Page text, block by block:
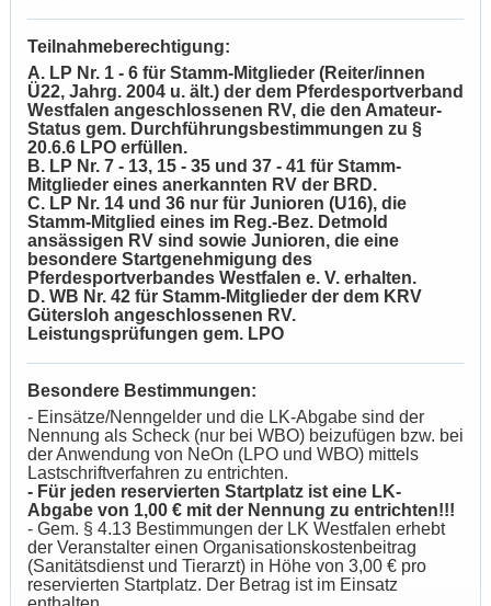
Teilnahmeberechtigung:
A. LP Nr. 1 - 6 für Stamm-Mitglieder (Reiter/innen
Ü22, Jahrg. 2004 u. ält.) der dem Pferdesportverband
Westfalen angeschlossenen RV, die den Amateur-
Status gem. Durchführungsbestimmungen zu §
20.6.6 LPO erfüllen.
B. LP Nr. 7 - 13, 15 - 35 und 37 - 41 für Stamm-
Mitglieder eines anerkannten RV der BRD.
C. LP Nr. 14 und 36 nur für Junioren (U16), die
Stamm-Mitglied eines im Reg.-Bez. Detmold
ansässigen RV sind sowie Junioren, die eine
besondere Startgenehmigung des
Pferdesportverbandes Westfalen e. V. erhalten.
D. WB Nr. 42 für Stamm-Mitglieder der dem KRV
Gütersloh angeschlossenen RV.
Leistungsprüfungen gem. LPO
Besondere Bestimmungen:
- Einsätze/Nenngelder und die LK-Abgabe sind der
Nennung als Scheck (nur bei WBO) beizufügen bzw. bei
der Anwendung von NeOn (LPO und WBO) mittels
Lastschriftverfahren zu entrichten.
- Für jeden reservierten Startplatz ist eine LK-
Abgabe von 1,00 € mit der Nennung zu entrichten!!!
- Gem. § 4.13 Bestimmungen der LK Westfalen erhebt
der Veranstalter einen Organisationskostenbeitrag
(Sanitätsdienst und Tierarzt) in Höhe von 3,00 € pro
reservierten Startplatz. Der Betrag ist im Einsatz